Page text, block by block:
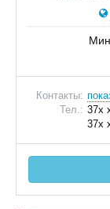
Контакты:
Тел.: 37x
37x